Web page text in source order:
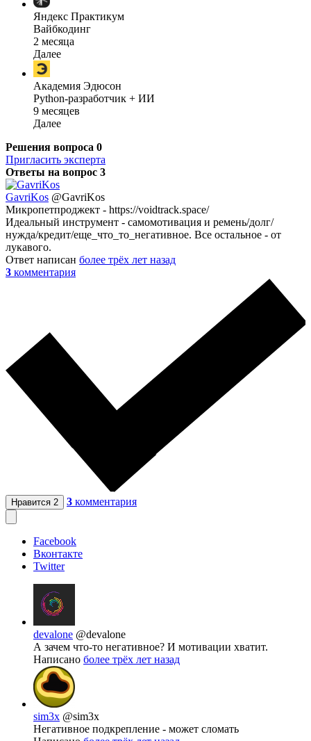
Яндекс Практикум
Вайбкодинг
2 месяца
Далее
Академия Эдюсон
Python-разработчик + ИИ
9 месяцев
Далее
Решения вопроса 0
Пригласить эксперта
Ответы на вопрос 3
GavriKos @GavriKos
Микропетпроджект - https://voidtrack.space/
Идеальный инструмент - самомотивация и ремень/долг/
нужда/кредит/еще_что_то_негативное. Все остальное - от
лукавого.
Ответ написан более трёх лет назад
3 комментария
Нравится 2 3 комментария
Facebook
Вконтакте
Twitter
devalone @devalone
А зачем что-то негативное? И мотивации хватит.
Написано более трёх лет назад
sim3x @sim3x
Негативное подкрепление - может сломать